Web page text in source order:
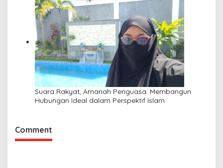
Suara Rakyat, Amanah Penguasa: Membangun
Hubungan Ideal dalam Perspektif Islam
Comment